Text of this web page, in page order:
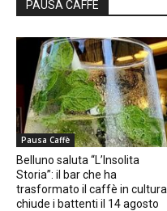
PAUSA CAFFÈ
Pausa Caffè
Belluno saluta “L’Insolita
Storia”: il bar che ha
trasformato il caffè in cultura
chiude i battenti il 14 agosto